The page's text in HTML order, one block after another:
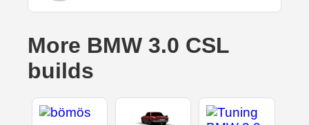
More BMW 3.0 CSL
builds